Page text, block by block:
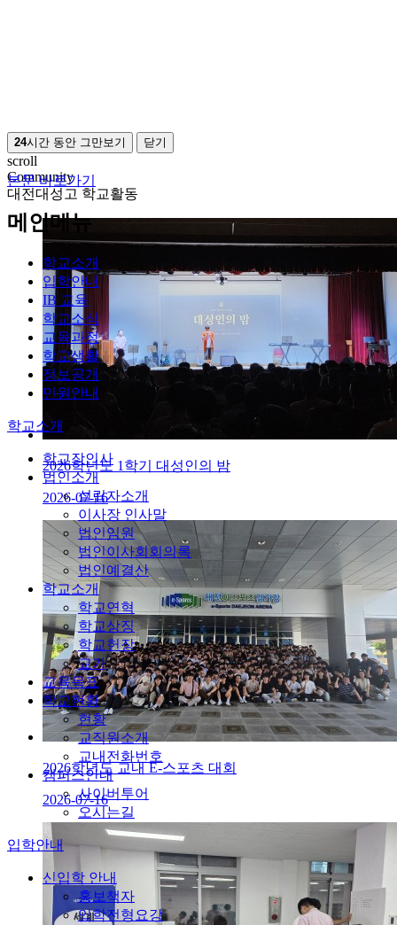
24시간 동안 그만보기 닫기
본문 바로가기
메인메뉴
학교소개
입학안내
IB 교육
학교소식
교육과정
학교생활
정보공개
민원안내
학교소개
학교장인사
법인소개
설립자소개
이사장 인사말
법인임원
법인이사회회의록
법인예결산
학교소개
학교연혁
학교상징
학교헌장
교가
교육목표
학교현황
현황
교직원소개
교내전화번호
캠퍼스안내
사이버투어
오시는길
입학안내
신입학 안내
홍보책자
입학전형요강
scroll
Community
대전대성고 학교활동
2026학년도 1학기 대성인의 밤
2026-07-16
2026학년도 교내 E-스포츠 대회
2026-07-16